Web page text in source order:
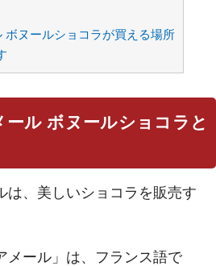
ボヌールショコラが買える場所
ル ボヌールショコラと
は、美しいショコラを販売す
メール」は、フランス語で